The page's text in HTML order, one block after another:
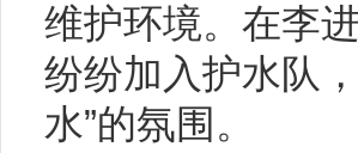
维护环境。在李
纷纷加入护水队
水”的氛围。